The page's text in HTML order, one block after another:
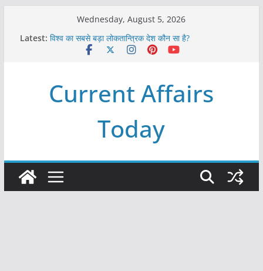
Wednesday, August 5, 2026
Latest: विश्व का सबसे बड़ा लोकतान्त्रिक देश कौन सा है?
Refeeding Syndrome and its Management
विश्व में कितने प्रकार के शासन होते है?
Current Affairs
Today